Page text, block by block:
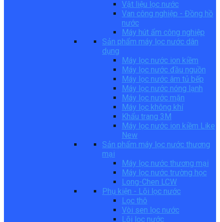
Vật liệu lọc nước
Van công nghiệp - Đồng hồ
nước
Máy hút ẩm công nghiệp
Sản phẩm máy lọc nước dân
dụng
Máy lọc nước ion kiềm
Máy lọc nước đầu nguồn
Máy lọc nước âm tủ bếp
Máy lọc nước nóng lạnh
Máy lọc nước mặn
Máy lọc không khí
Khẩu trang 3M
Máy lọc nước ion kiềm Like
New
Sản phẩm máy lọc nước thương
mại
Máy lọc nước thương mại
Máy lọc nước trường học
Long-Chen LCW
Phụ kiện - Lõi lọc nước
Lọc thô
Vòi sen lọc nước
Lõi lọc nước